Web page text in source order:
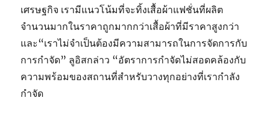
เศรษฐกิจ เรามีแนวโน้มที่จะทิ้งเสื้อผ้าแฟชั่นที่ผลิต
จำนวนมากในราคาถูกมากกว่าเสื้อผ้าที่มีราคาสูงกว่า
และ“เราไม่จำเป็นต้องมีความสามารถในการจัดการกับ
การกำจัด” ลูอิสกล่าว “อัตราการกำจัดไม่สอดคล้องกับ
ความพร้อมของสถานที่สำหรับวางทุกอย่างที่เรากำลัง
กำจัด